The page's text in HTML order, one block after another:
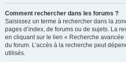
Comment rechercher dans les forums ?
Saisissez un terme à rechercher dans la
pages d’index, de forums ou de sujets. La
en cliquant sur le lien « Recherche
du forum. L’accès à la recherche peut
utilisés.